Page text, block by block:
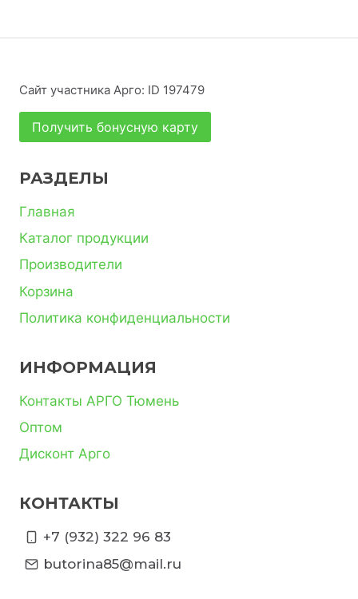
Сайт участника Арго: ID 197479
Получить бонусную карту
РАЗДЕЛЫ
Главная
Каталог продукции
Производители
Корзина
Политика конфиденциальности
ИНФОРМАЦИЯ
Контакты АРГО Тюмень
Оптом
Дисконт Арго
КОНТАКТЫ
+7 (932) 322 96 83
butorina85@mail.ru